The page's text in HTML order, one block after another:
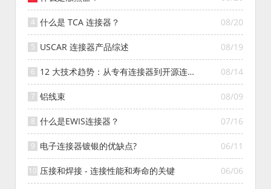
08/20
什么是 TCA 连接器？
08/19
USCAR 连接器产品综述
08/14
12 大技术趋势：从专有连接器到开源连接
器的演变
08/09
铝线束
07/16
什么是EWIS连接器？
06/11
电子连接器镀银的优缺点?
06/06
压接和焊接 - 连接性能和寿命的关键